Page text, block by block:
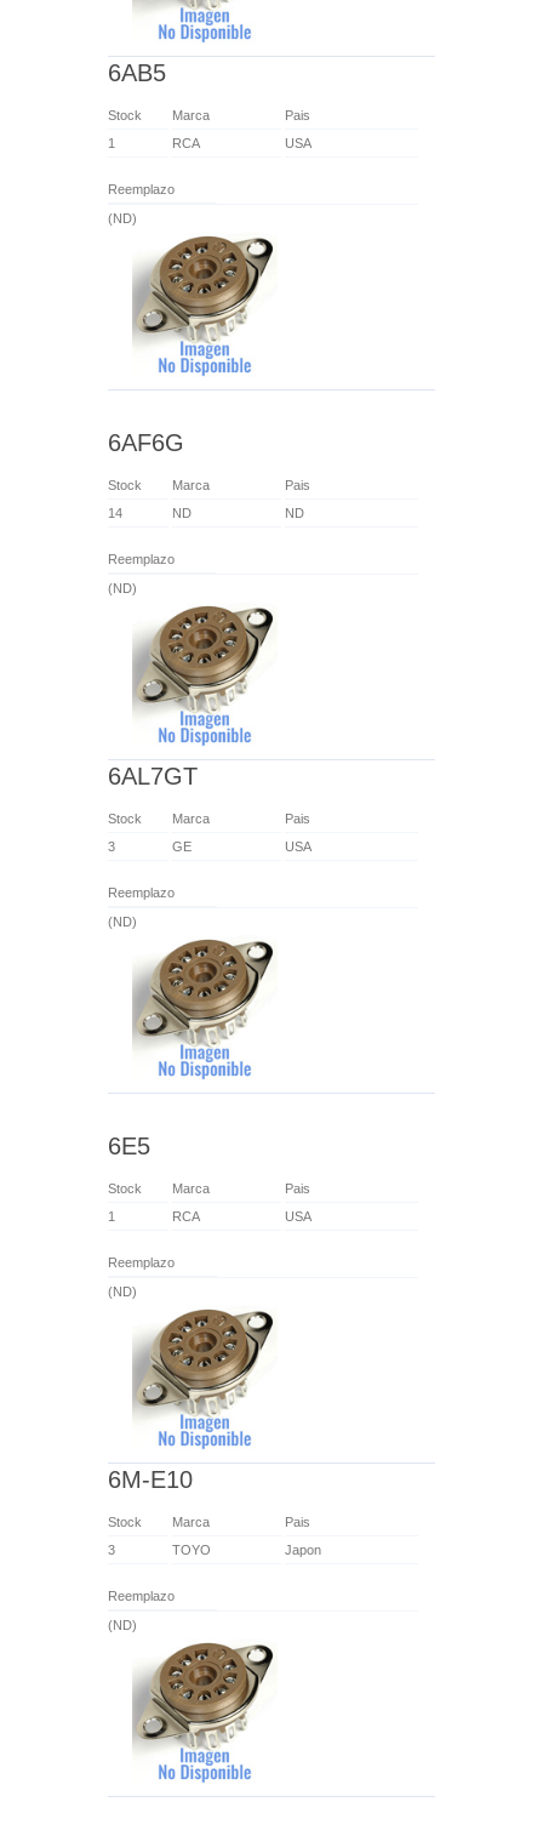
6AB5
Stock Marca
Pais
1
RCA USA
Reemplazo
(ND)
6AF6G
Stock Marca
Pais
14
ND ND
Reemplazo
(ND)
6AL7GT
Stock Marca
Pais
3
GE USA
Reemplazo
(ND)
6E5
Stock Marca
Pais
1
RCA USA
Reemplazo
(ND)
6M-E10
Stock Marca
Pais
3
TOYO Japon
Reemplazo
(ND)